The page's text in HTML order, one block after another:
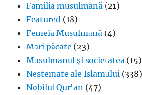
Familia musulmană (21)
Featured (18)
Femeia Musulmană (4)
Mari păcate (23)
Musulmanul și societatea (15)
Nestemate ale Islamului (338)
Nobilul Qur'an (47)